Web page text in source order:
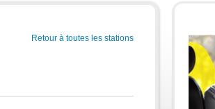
Retour à toutes les stations